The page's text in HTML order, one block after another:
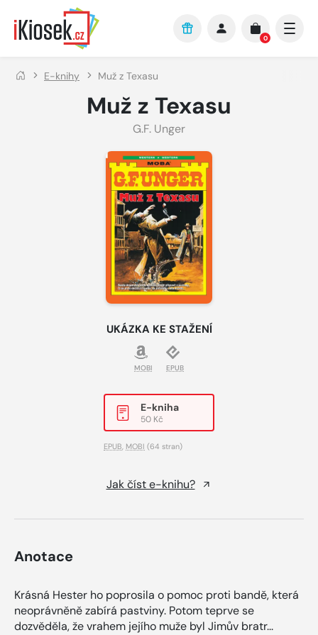
Přejít na hlavní obsah
0
E-knihy Muž z Texasu
Muž z Texasu
G.F. Unger
UKÁZKA KE STAŽENÍ
MOBI EPUB
E-kniha
50 Kč
EPUB, MOBI (64 stran)
Jak číst e-knihu?
Anotace
Krásná Hester ho poprosila o pomoc proti bandě, která
neoprávněně zabírá pastviny. Potom teprve se
dozvěděla, že vrahem jejího muže byl Jimův bratr...